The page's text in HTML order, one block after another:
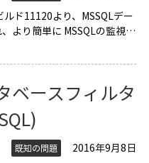
ド11120より、MSSQLデー
より簡単に MSSQLの監視…
ベースフィルタ
既知の問題
2016年9月8日